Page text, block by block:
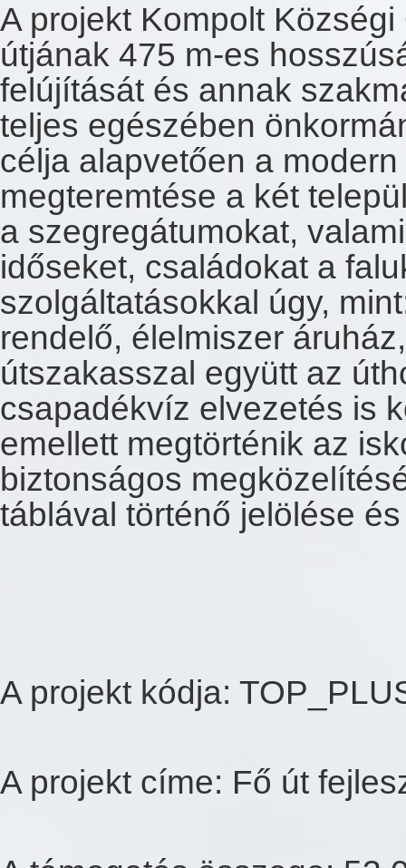
A projekt Kompolt
útjának 475 m-es
felújítását és annak
teljes egészében
célja alapvetően a
megteremtése a két
a szegregátumokat,
időseket, családokat a
szolgáltatásokkal úgy,
rendelő, élelmiszer
útszakasszal együtt az
csapadékvíz elvezetés is
emellett megtörténik az
biztonságos
táblával történő jelölése
A projekt kódja:
A projekt címe: Fő út